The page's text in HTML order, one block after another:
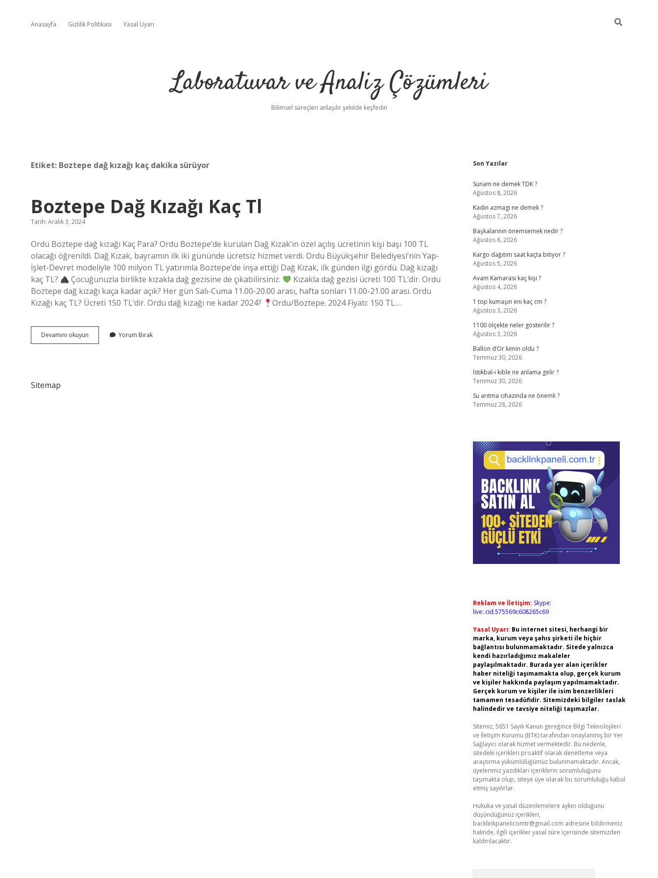
Anasayfa Gizlilik Politikası Yasal Uyarı
Laboratuvar ve Analiz Çözümleri
Bilimsel süreçleri anlaşılır şekilde keşfedin
Etiket: Boztepe dağ kızağı kaç dakika sürüyor
Boztepe Dağ Kızağı Kaç Tl
Tarih: Aralık 3, 2024
Ordu Boztepe dağ kızağı Kaç Para? Ordu Boztepe’de kurulan Dağ Kızak’ın özel açılış ücretinin kişi başı 100 TL
olacağı öğrenildi. Dağ Kızak, bayramın ilk iki gününde ücretsiz hizmet verdi. Ordu Büyükşehir Belediyesi’nin Yap-
İşlet-Devret modeliyle 100 milyon TL yatırımla Boztepe’de inşa ettiği Dağ Kızak, ilk günden ilgi gördü. Dağ kızağı
kaç TL?
Çocuğunuzla birlikte kızakla dağ gezisine de çıkabilirsiniz.
Kızakla dağ gezisi ücreti 100 TL’dir. Ordu
Boztepe dağ kızağı kaça kadar açık? Her gün Salı-Cuma 11.00-20.00 arası, hafta sonları 11.00-21.00 arası. Ordu
Kızağı kaç TL? Ücreti 150 TL’dir. Ordu dağ kızağı ne kadar 2024?
Ordu/Boztepe. 2024 Fiyatı: 150 TL.…
Devamını okuyun Boztepe
Dağ
Yorum Bırak
Sitemap
Sidebar
Son Yazılar
Sunam ne demek TDK ?
Ağustos 8, 2026
Kadın azmagı ne demek ?
Ağustos 7, 2026
Başkalarının önemsemek nedir ?
Ağustos 6, 2026
Kargo dağıtım saat kaçta bitiyor ?
Ağustos 5, 2026
Avam Kamarası kaç kişi ?
Ağustos 4, 2026
1 top kumaşın eni kaç cm ?
Ağustos 3, 2026
1100 ölçekte neler gösterilir ?
Ağustos 3, 2026
Ballon d’Or kimin oldu ?
Temmuz 30, 2026
İstikbal-i kıble ne anlama gelir ?
Temmuz 30, 2026
Su arıtma cihazında ne önemli ?
Temmuz 28, 2026
Reklam ve İletişim: Skype:
live:.cid.575569c608265c69
Yasal Uyarı: Bu internet sitesi, herhangi bir
marka, kurum veya şahıs şirketi ile hiçbir
bağlantısı bulunmamaktadır. Sitede yalnızca
kendi hazırladığımız makaleler
paylaşılmaktadır. Burada yer alan içerikler
haber niteliği taşımamakta olup, gerçek kurum
ve kişiler hakkında paylaşım yapılmamaktadır.
Gerçek kurum ve kişiler ile isim benzerlikleri
tamamen tesadüfidir. Sitemizdeki bilgiler taslak
halindedir ve tavsiye niteliği taşımazlar.
Sitemiz, 5651 Sayılı Kanun gereğince Bilgi Teknolojileri
ve İletişim Kurumu (BTK) tarafından onaylanmış bir Yer
Sağlayıcı olarak hizmet vermektedir. Bu nedenle,
sitedeki içerikleri proaktif olarak denetleme veya
araştırma yükümlülüğümüz bulunmamaktadır. Ancak,
üyelerimiz yazdıkları içeriklerin sorumluluğunu
taşımakta olup, siteye üye olarak bu sorumluluğu kabul
etmiş sayılırlar.
Hukuka ve yasal düzenlemelere aykırı olduğunu
düşündüğünüz içerikleri,
backlinkpanelicomtr@gmail.com adresine bildirmeniz
halinde, ilgili içerikler yasal süre içerisinde sitemizden
kaldırılacaktır.